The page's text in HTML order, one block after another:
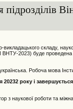
складу,
ВНТУ-2023) буде
Робоча мова
року і
наукової роботи та